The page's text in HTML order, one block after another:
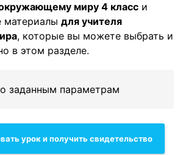
миру 4 класс и
материалы для учителя
, которые вы можете выбрать и
в этом разделе.
заданным параметрам
урок и получить свидетельство